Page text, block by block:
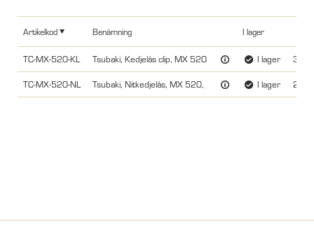
Artikelkod Benämning I lager
TC-MX-520-KL Tsubaki, Kedjelås clip, MX 520 I lager
TC-MX-520-NL Tsubaki, Nitkedjelås, MX 520, I lager